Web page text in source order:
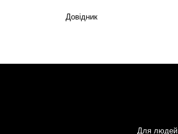
Довідник
Для людей